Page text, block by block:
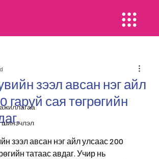
шинэчлэл
зээл авсан нэг айл
гаруй сая төгрөгийн
of 5 stars.
татаас авдаг. Учир нь